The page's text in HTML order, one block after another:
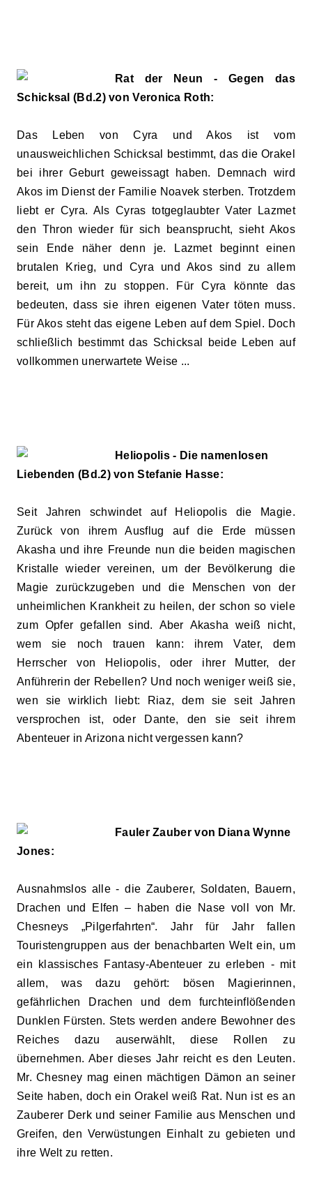
Rat der Neun - Gegen das
Schicksal (Bd.2) von Veronica Roth:
Das Leben von Cyra und Akos ist vom
unausweichlichen Schicksal bestimmt, das die Orakel
bei ihrer Geburt geweissagt haben. Demnach wird
Akos im Dienst der Familie Noavek sterben. Trotzdem
liebt er Cyra. Als Cyras totgeglaubter Vater Lazmet
den Thron wieder für sich beansprucht, sieht Akos
sein Ende näher denn je. Lazmet beginnt einen
brutalen Krieg, und Cyra und Akos sind zu allem
bereit, um ihn zu stoppen. Für Cyra könnte das
bedeuten, dass sie ihren eigenen Vater töten muss.
Für Akos steht das eigene Leben auf dem Spiel. Doch
schließlich bestimmt das Schicksal beide Leben auf
vollkommen unerwartete Weise ...
Heliopolis - Die namenlosen
Liebenden (Bd.2) von Stefanie Hasse:
Seit Jahren schwindet auf Heliopolis die Magie.
Zurück von ihrem Ausflug auf die Erde müssen
Akasha und ihre Freunde nun die beiden magischen
Kristalle wieder vereinen, um der Bevölkerung die
Magie zurückzugeben und die Menschen von der
unheimlichen Krankheit zu heilen, der schon so viele
zum Opfer gefallen sind. Aber Akasha weiß nicht,
wem sie noch trauen kann: ihrem Vater, dem
Herrscher von Heliopolis, oder ihrer Mutter, der
Anführerin der Rebellen? Und noch weniger weiß sie,
wen sie wirklich liebt: Riaz, dem sie seit Jahren
versprochen ist, oder Dante, den sie seit ihrem
Abenteuer in Arizona nicht vergessen kann?
Fauler Zauber von Diana Wynne
Jones:
Ausnahmslos alle-die Zauberer, Soldaten, Bauern,
Drachen und Elfen – haben die Nase voll von Mr.
Chesneys „Pilgerfahrten“. Jahr für Jahr fallen
Touristengruppen aus der benachbarten Welt ein, um
ein klassisches Fantasy-Abenteuer zu erleben - mit
allem, was dazu gehört: bösen Magierinnen,
gefährlichen Drachen und dem furchteinflößenden
Dunklen Fürsten. Stets werden andere Bewohner des
Reiches dazu auserwählt, diese Rollen zu
übernehmen. Aber dieses Jahr reicht es den Leuten.
Mr. Chesney mag einen mächtigen Dämon an seiner
Seite haben, doch ein Orakel weiß Rat. Nun ist es an
Zauberer Derk und seiner Familie aus Menschen und
Greifen, den Verwüstungen Einhalt zu gebieten und
ihre Welt zu retten.